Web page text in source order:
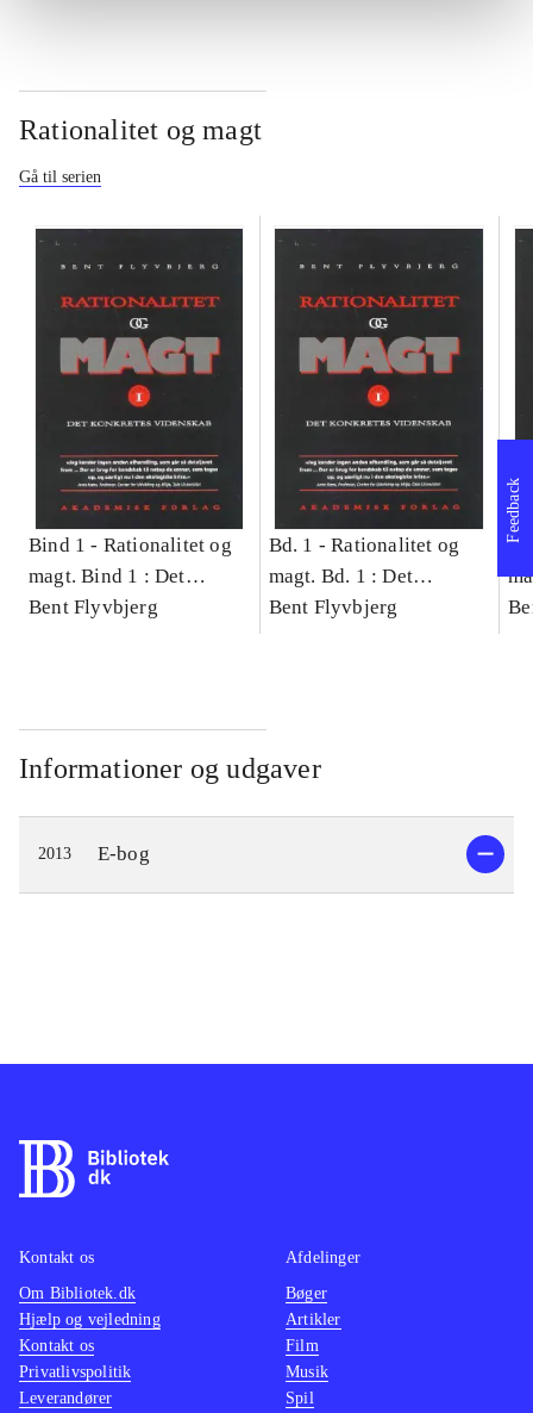
Rationalitet og magt
Gå til serien
Bind 1 - Rationalitet og
magt. Bind 1 : Det
konkretes videnskab
Bent Flyvbjerg
Bd. 1 -Rationalitet og
magt. Bd. 1 : Det
konkretes videnskab
Bent Flyvbjerg
Informationer og udgaver
2013 E-bog
Feedback
Kontakt os
Om Bibliotek.dk
Hjælp og vejledning
Kontakt os
Privatlivspolitik
Leverandører
Afdelinger
Bøger
Artikler
Film
Musik
Spil